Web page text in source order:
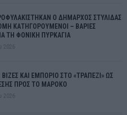
Ο ΔΗΜΑΡΧΟΣ ΣΤΥΛΙΔΑΣ
ΚΑΤΗΓΟΡΟΥΜΕΝΟΙ – ΒΑΡΙΕΣ
ΤΗ ΦΟΝΙΚΗ ΠΥΡΚΑΓΙΑ
2026
ΚΑΙ ΕΜΠΟΡΙΟ ΣΤΟ «ΤΡΑΠΕΖΙ» ΩΣ
ΠΡΟΣ ΤΟ ΜΑΡΟΚΟ
2026